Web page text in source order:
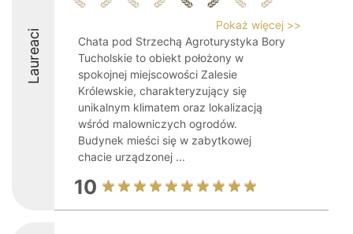
Laureaci
Pokaż więcej >>
Chata pod Strzechą Agroturystyka Bory
Tucholskie to obiekt położony w
spokojnej miejscowości Zalesie
Królewskie, charakteryzujący się
unikalnym klimatem oraz lokalizacją
wśród malowniczych ogrodów.
Budynek mieści się w zabytkowej
chacie urządzonej ...
10